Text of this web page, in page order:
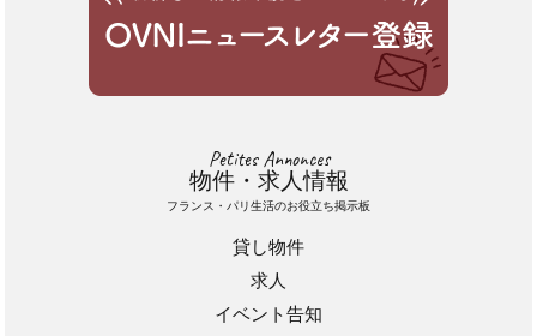
Petites Annonces
物件・求人情報
フランス・パリ生活のお役立ち掲示板
貸し物件
求人
イベント告知